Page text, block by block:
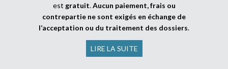
est gratuit.Aucun paiement, frais ou
contrepartie ne sont exigés en échange de
l’acceptation ou du traitement des dossiers.
LIRE LA SUITE